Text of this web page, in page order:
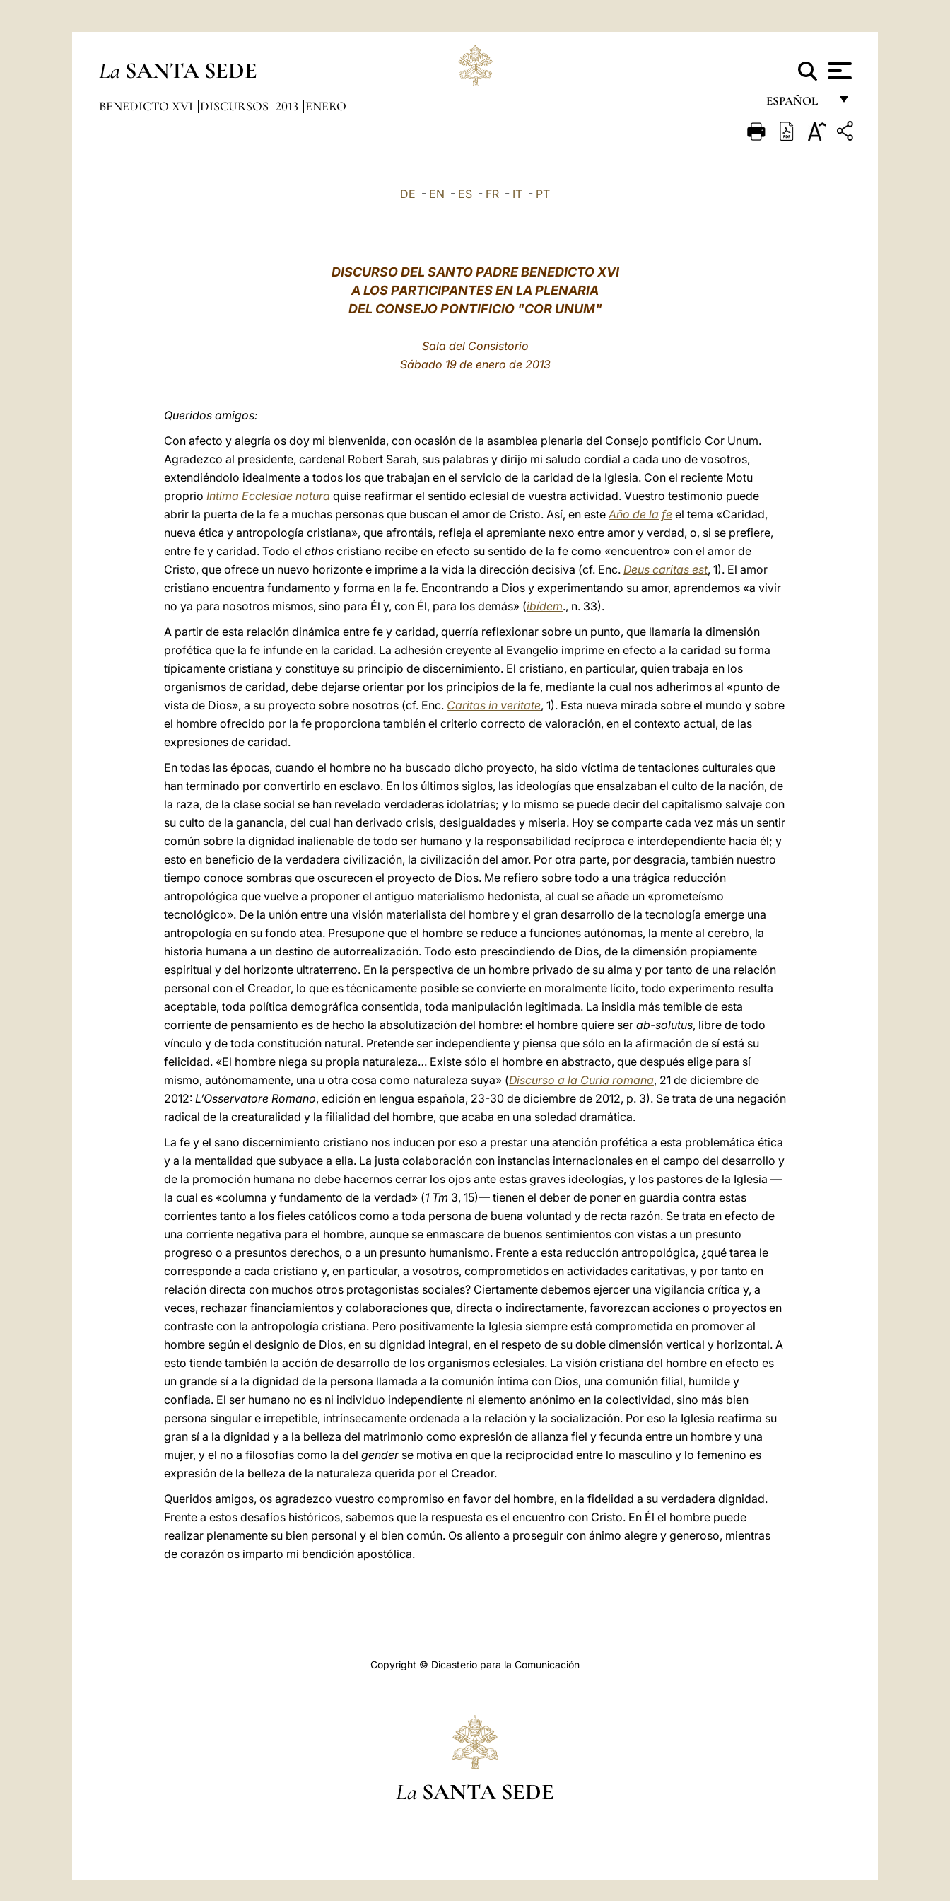
La SANTA SEDE
ESPAÑOL
FRANÇAIS
BENEDICTO XVI DISCURSOS 2013 ENERO
DE - EN - ES - FR - IT - PT
DISCURSO DEL SANTO PADRE BENEDICTO XVI
A LOS PARTICIPANTES EN LA PLENARIA
DEL CONSEJO PONTIFICIO "COR UNUM"
Sala del Consistorio
Sábado 19 de enero de 2013
Queridos amigos:
Con afecto y alegría os doy mi bienvenida, con ocasión de la asamblea plenaria del Consejo pontificio Cor Unum.
Agradezco al presidente, cardenal Robert Sarah, sus palabras y dirijo mi saludo cordial a cada uno de vosotros,
extendiéndolo idealmente a todos los que trabajan en el servicio de la caridad de la Iglesia. Con el reciente Motu
proprio Intima Ecclesiae natura quise reafirmar el sentido eclesial de vuestra actividad. Vuestro testimonio puede
abrir la puerta de la fe a muchas personas que buscan el amor de Cristo. Así, en este Año de la fe el tema «Caridad,
nueva ética y antropología cristiana», que afrontáis, refleja el apremiante nexo entre amor y verdad, o, si se prefiere,
entre fe y caridad. Todo el ethos cristiano recibe en efecto su sentido de la fe como «encuentro» con el amor de
Cristo, que ofrece un nuevo horizonte e imprime a la vida la dirección decisiva (cf. Enc. Deus caritas est, 1). El amor
cristiano encuentra fundamento y forma en la fe. Encontrando a Dios y experimentando su amor, aprendemos «a vivir
no ya para nosotros mismos, sino para Él y, con Él, para los demás» (ibídem., n. 33).
A partir de esta relación dinámica entre fe y caridad, querría reflexionar sobre un punto, que llamaría la dimensión
profética que la fe infunde en la caridad. La adhesión creyente al Evangelio imprime en efecto a la caridad su forma
típicamente cristiana y constituye su principio de discernimiento. El cristiano, en particular, quien trabaja en los
organismos de caridad, debe dejarse orientar por los principios de la fe, mediante la cual nos adherimos al «punto de
vista de Dios», a su proyecto sobre nosotros (cf. Enc. Caritas in veritate, 1). Esta nueva mirada sobre el mundo y sobre
el hombre ofrecido por la fe proporciona también el criterio correcto de valoración, en el contexto actual, de las
expresiones de caridad.
En todas las épocas, cuando el hombre no ha buscado dicho proyecto, ha sido víctima de tentaciones culturales que
han terminado por convertirlo en esclavo. En los últimos siglos, las ideologías que ensalzaban el culto de la nación, de
la raza, de la clase social se han revelado verdaderas idolatrías; y lo mismo se puede decir del capitalismo salvaje con
su culto de la ganancia, del cual han derivado crisis, desigualdades y miseria. Hoy se comparte cada vez más un sentir
común sobre la dignidad inalienable de todo ser humano y la responsabilidad recíproca e interdependiente hacia él; y
esto en beneficio de la verdadera civilización, la civilización del amor. Por otra parte, por desgracia, también nuestro
tiempo conoce sombras que oscurecen el proyecto de Dios. Me refiero sobre todo a una trágica reducción
antropológica que vuelve a proponer el antiguo materialismo hedonista, al cual se añade un «prometeísmo
tecnológico». De la unión entre una visión materialista del hombre y el gran desarrollo de la tecnología emerge una
antropología en su fondo atea. Presupone que el hombre se reduce a funciones autónomas, la mente al cerebro, la
historia humana a un destino de autorrealización. Todo esto prescindiendo de Dios, de la dimensión propiamente
espiritual y del horizonte ultraterreno. En la perspectiva de un hombre privado de su alma y por tanto de una relación
personal con el Creador, lo que es técnicamente posible se convierte en moralmente lícito, todo experimento resulta
aceptable, toda política demográfica consentida, toda manipulación legitimada. La insidia más temible de esta
corriente de pensamiento es de hecho la absolutización del hombre: el hombre quiere ser ab-solutus, libre de todo
vínculo y de toda constitución natural. Pretende ser independiente y piensa que sólo en la afirmación de sí está su
felicidad. «El hombre niega su propia naturaleza… Existe sólo el hombre en abstracto, que después elige para sí
mismo, autónomamente, una u otra cosa como naturaleza suya» (Discurso a la Curia romana, 21 de diciembre de
2012: L’Osservatore Romano, edición en lengua española, 23-30 de diciembre de 2012, p. 3). Se trata de una negación
radical de la creaturalidad y la filialidad del hombre, que acaba en una soledad dramática.
La fe y el sano discernimiento cristiano nos inducen por eso a prestar una atención profética a esta problemática ética
y a la mentalidad que subyace a ella. La justa colaboración con instancias internacionales en el campo del desarrollo y
de la promoción humana no debe hacernos cerrar los ojos ante estas graves ideologías, y los pastores de la Iglesia —
la cual es «columna y fundamento de la verdad» (1 Tm 3, 15)— tienen el deber de poner en guardia contra estas
corrientes tanto a los fieles católicos como a toda persona de buena voluntad y de recta razón. Se trata en efecto de
una corriente negativa para el hombre, aunque se enmascare de buenos sentimientos con vistas a un presunto
progreso o a presuntos derechos, o a un presunto humanismo. Frente a esta reducción antropológica, ¿qué tarea le
corresponde a cada cristiano y, en particular, a vosotros, comprometidos en actividades caritativas, y por tanto en
relación directa con muchos otros protagonistas sociales? Ciertamente debemos ejercer una vigilancia crítica y, a
veces, rechazar financiamientos y colaboraciones que, directa o indirectamente, favorezcan acciones o proyectos en
contraste con la antropología cristiana. Pero positivamente la Iglesia siempre está comprometida en promover al
hombre según el designio de Dios, en su dignidad integral, en el respeto de su doble dimensión vertical y horizontal. A
esto tiende también la acción de desarrollo de los organismos eclesiales. La visión cristiana del hombre en efecto es
un grande sí a la dignidad de la persona llamada a la comunión íntima con Dios, una comunión filial, humilde y
confiada. El ser humano no es ni individuo independiente ni elemento anónimo en la colectividad, sino más bien
persona singular e irrepetible, intrínsecamente ordenada a la relación y la socialización. Por eso la Iglesia reafirma su
gran sí a la dignidad y a la belleza del matrimonio como expresión de alianza fiel y fecunda entre un hombre y una
mujer, y el no a filosofías como la del genderse motiva en que la reciprocidad entre lo masculino y lo femenino es
expresión de la belleza de la naturaleza querida por el Creador.
Queridos amigos, os agradezco vuestro compromiso en favor del hombre, en la fidelidad a su verdadera dignidad.
Frente a estos desafíos históricos, sabemos que la respuesta es el encuentro con Cristo. En Él el hombre puede
realizar plenamente su bien personal y el bien común. Os aliento a proseguir con ánimo alegre y generoso, mientras
de corazón os imparto mi bendición apostólica.
Copyright © Dicasterio para la Comunicación
La SANTA SEDE